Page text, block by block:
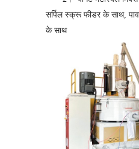
सर्पिल स्क्रू फीडर के साथ,
के साथ